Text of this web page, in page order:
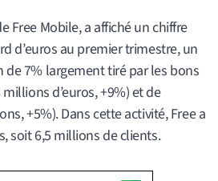
Free Mobile, a affiché un chiffre
d’euros au premier trimestre, un
7% largement tiré par les bons
d’euros, +9%) et de
+5%). Dans cette activité, Free a
soit 6,5 millions de clients.